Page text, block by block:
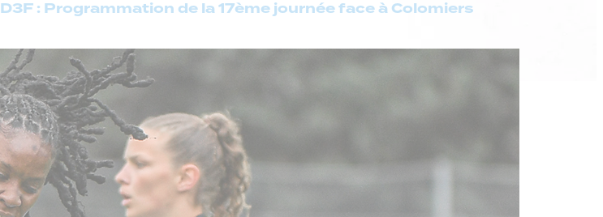
D3F : Programmation de la 17ème journée face à Colomiers